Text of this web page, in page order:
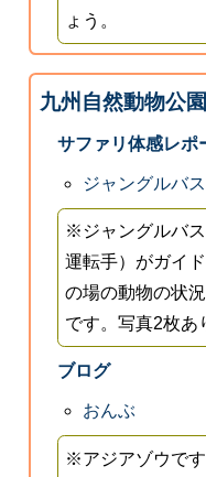
ょう。
九州自然動物公
サファリ体感レポ
ジャングルバ
※ジャングルバ
運転手）がガイ
の場の動物の状
です。写真2枚あ
ブログ
おんぶ
※アジアゾウで